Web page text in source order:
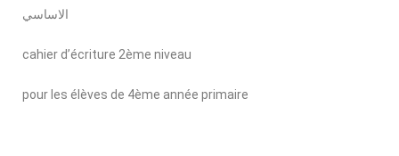
الاساسي
cahier d’écriture 2ème niveau
pour les élèves de 4ème année primaire